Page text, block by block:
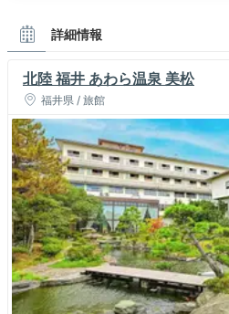
詳細情報
北陸 福井 あわら温泉 美松
福井県 / 旅館